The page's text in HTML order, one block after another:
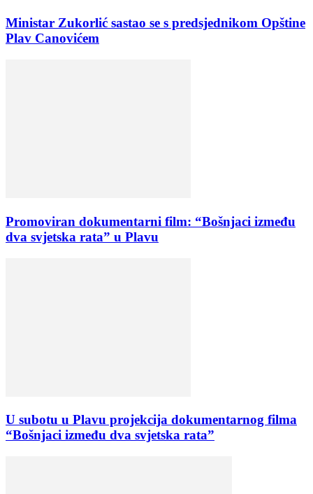
Ministar Zukorlić sastao se s predsjednikom Opštine
Plav Canovićem
Promoviran dokumentarni film: “Bošnjaci između
dva svjetska rata” u Plavu
U subotu u Plavu projekcija dokumentarnog filma
“Bošnjaci između dva svjetska rata”